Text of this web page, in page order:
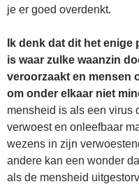
je er goed overdenkt.
Ik denk dat dit het
is waar zulke waanzin
veroorzaakt en mensen
om onder elkaar niet
mensheid is als een virus
verwoest en onleefbaar
wezens in zijn
andere kan een wonder
als de mensheid